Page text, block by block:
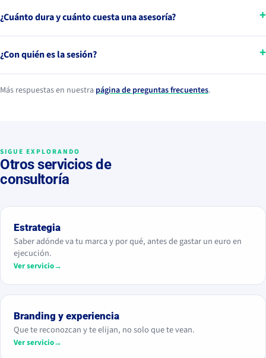
¿Cuánto dura y cuánto cuesta una asesoría?
¿Con quién es la sesión?
Más respuestas en nuestra página de preguntas frecuentes.
SIGUE EXPLORANDO
Otros servicios de
consultoría
Estrategia
Saber adónde va tu marca y por qué, antes de gastar un euro en
ejecución.
Ver servicio→
Branding y experiencia
Que te reconozcan y te elijan, no solo que te vean.
Ver servicio→